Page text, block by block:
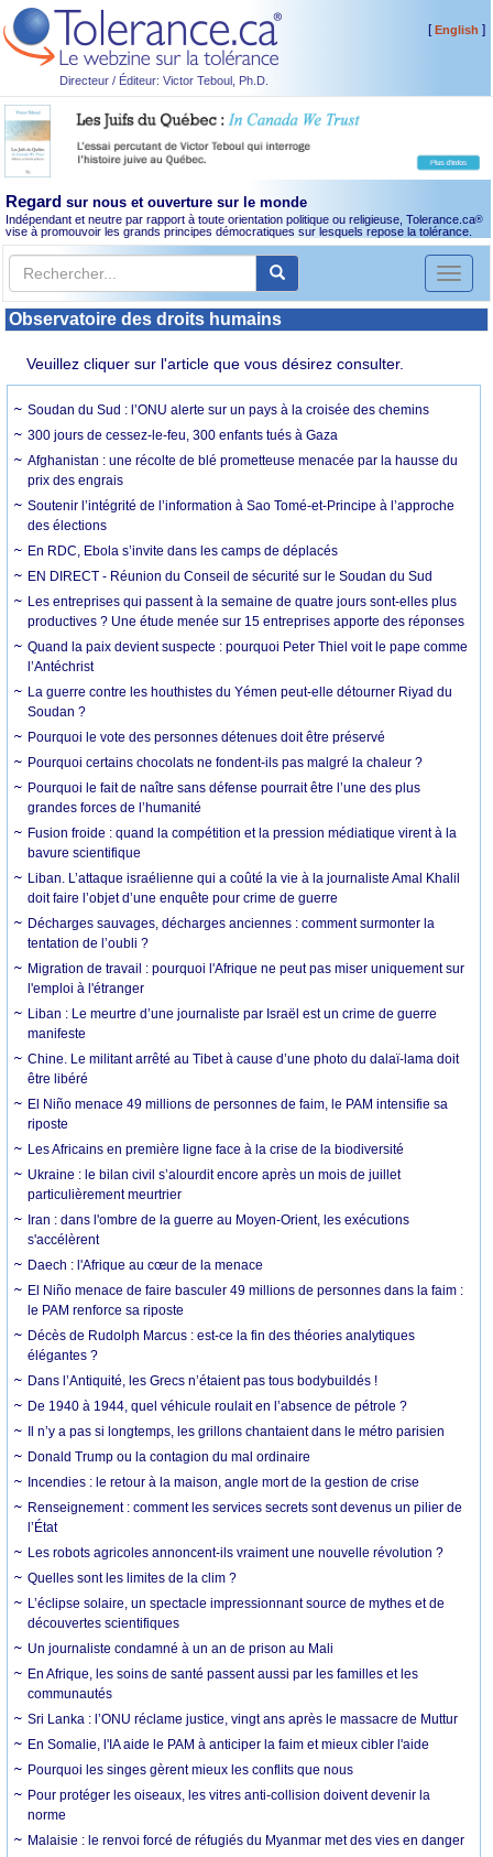
Directeur / Éditeur: Victor Teboul, Ph.D.
[English ]
Regard sur nous et ouverture sur le monde
Indépendant et neutre par rapport à toute orientation politique ou religieuse, Tolerance.ca®
vise à promouvoir les grands principes démocratiques sur lesquels repose la tolérance.
Toggle
Observatoire des droits humains
Veuillez cliquer sur l'article que vous désirez consulter.
Soudan du Sud : l’ONU alerte sur un pays à la croisée des chemins
300 jours de cessez-le-feu, 300 enfants tués à Gaza
Afghanistan : une récolte de blé prometteuse menacée par la hausse du
prix des engrais
Soutenir l’intégrité de l’information à Sao Tomé-et-Principe à l’approche
des élections
En RDC, Ebola s’invite dans les camps de déplacés
EN DIRECT - Réunion du Conseil de sécurité sur le Soudan du Sud
Les entreprises qui passent à la semaine de quatre jours sont-elles plus
productives ? Une étude menée sur 15 entreprises apporte des réponses
Quand la paix devient suspecte : pourquoi Peter Thiel voit le pape comme
l’Antéchrist
La guerre contre les houthistes du Yémen peut-elle détourner Riyad du
Soudan ?
Pourquoi le vote des personnes détenues doit être préservé
Pourquoi certains chocolats ne fondent-ils pas malgré la chaleur ?
Pourquoi le fait de naître sans défense pourrait être l’une des plus
grandes forces de l’humanité
Fusion froide : quand la compétition et la pression médiatique virent à la
bavure scientifique
Liban. L’attaque israélienne qui a coûté la vie à la journaliste Amal Khalil
doit faire l’objet d’une enquête pour crime de guerre
Décharges sauvages, décharges anciennes : comment surmonter la
tentation de l’oubli ?
Migration de travail : pourquoi l'Afrique ne peut pas miser uniquement sur
l'emploi à l'étranger
Liban : Le meurtre d’une journaliste par Israël est un crime de guerre
manifeste
Chine. Le militant arrêté au Tibet à cause d’une photo du dalaï-lama doit
être libéré
El Niño menace 49 millions de personnes de faim, le PAM intensifie sa
riposte
Les Africains en première ligne face à la crise de la biodiversité
Ukraine : le bilan civil s’alourdit encore après un mois de juillet
particulièrement meurtrier
Iran : dans l'ombre de la guerre au Moyen-Orient, les exécutions
s'accélèrent
Daech : l'Afrique au cœur de la menace
El Niño menace de faire basculer 49 millions de personnes dans la faim :
le PAM renforce sa riposte
Décès de Rudolph Marcus : est-ce la fin des théories analytiques
élégantes ?
Dans l’Antiquité, les Grecs n’étaient pas tous bodybuildés !
De 1940 à 1944, quel véhicule roulait en l’absence de pétrole ?
Il n’y a pas si longtemps, les grillons chantaient dans le métro parisien
Donald Trump ou la contagion du mal ordinaire
Incendies : le retour à la maison, angle mort de la gestion de crise
Renseignement : comment les services secrets sont devenus un pilier de
l’État
Les robots agricoles annoncent-ils vraiment une nouvelle révolution ?
Quelles sont les limites de la clim ?
L’éclipse solaire, un spectacle impressionnant source de mythes et de
découvertes scientifiques
Un journaliste condamné à un an de prison au Mali
En Afrique, les soins de santé passent aussi par les familles et les
communautés
Sri Lanka : l’ONU réclame justice, vingt ans après le massacre de Muttur
En Somalie, l'IA aide le PAM à anticiper la faim et mieux cibler l'aide
Pourquoi les singes gèrent mieux les conflits que nous
Pour protéger les oiseaux, les vitres anti-collision doivent devenir la
norme
Malaisie : le renvoi forcé de réfugiés du Myanmar met des vies en danger